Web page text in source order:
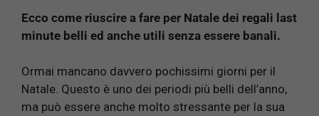
Ecco come riuscire a fare per Natale dei regali last
minute belli ed anche utili senza essere banali.
Ormai mancano davvero pochissimi giorni per il
Natale. Questo è uno dei periodi più belli dell’anno,
ma può essere anche molto stressante per la sua